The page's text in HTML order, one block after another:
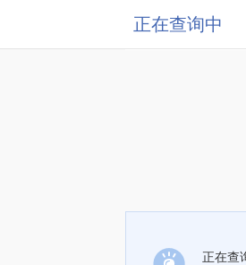
正在查询中
正在查